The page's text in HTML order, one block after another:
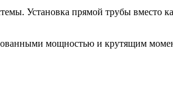
Установка прямой трубы вместо
мощностью и крутящим